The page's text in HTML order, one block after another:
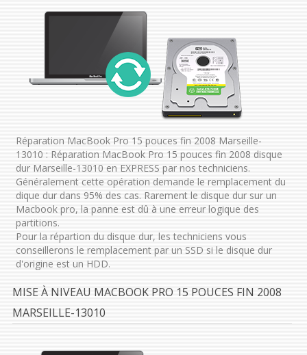
Réparation MacBook Pro 15 pouces fin 2008 Marseille-
13010 : Réparation MacBook Pro 15 pouces fin 2008 disque
dur Marseille-13010 en EXPRESS par nos techniciens.
Généralement cette opération demande le remplacement du
dique dur dans 95% des cas. Rarement le disque dur sur un
Macbook pro, la panne est dû à une erreur logique des
partitions.
Pour la répartion du disque dur, les techniciens vous
conseillerons le remplacement par un SSD si le disque dur
d'origine est un HDD.
MISE À NIVEAU MACBOOK PRO 15 POUCES FIN 2008
MARSEILLE-13010